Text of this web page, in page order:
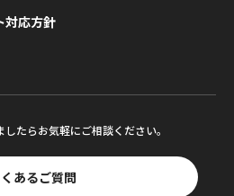
対応方針
たらお気軽にご相談ください。
あるご質問